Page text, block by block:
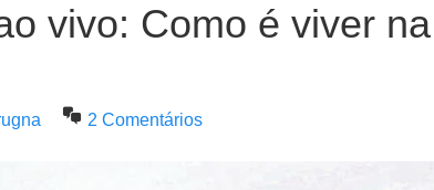
vivo: Como é viver na
2 Comentários